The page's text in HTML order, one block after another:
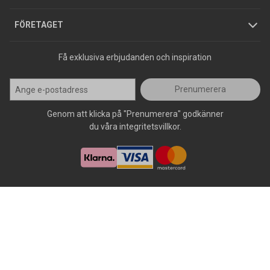
FÖRETAGET
Press
Få exklusiva erbjudanden och inspiration
Prenumerera
Genom att klicka på "Prenumerera" godkänner
du våra integritetsvillkor.